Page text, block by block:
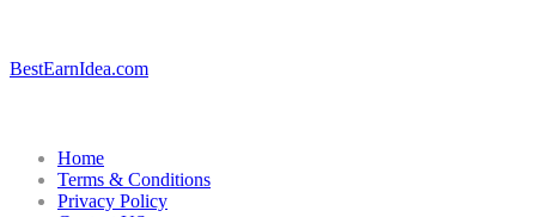
BestEarnIdea.com
Home
Terms & Conditions
Privacy Policy